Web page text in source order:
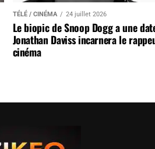
TÉLÉ / CINÉMA 24 juillet 2026
Le biopic de Snoop Dogg a une
Jonathan Daviss incarnera le
cinéma